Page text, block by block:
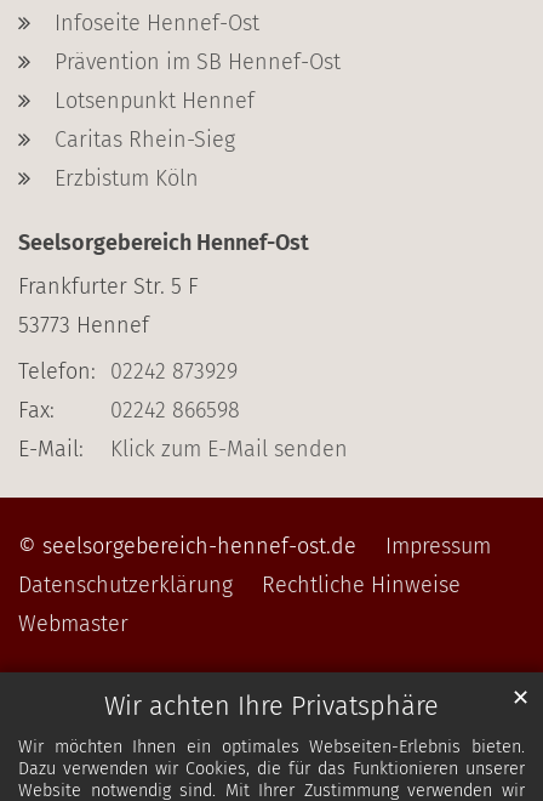
Wir achten Ihre Privatsphäre
Wir möchten Ihnen ein optimales Webseiten-Erlebnis bieten.
Dazu verwenden wir Cookies, die für das Funktionieren unserer
Website notwendig sind. Mit Ihrer Zustimmung verwenden wir
✕
Infoseite Hennef-Ost
Prävention im SB Hennef-Ost
Lotsenpunkt Hennef
Caritas Rhein-Sieg
Erzbistum Köln
Seelsorgebereich Hennef-Ost
Frankfurter Str. 5 F
53773 Hennef
Telefon:
02242 873929
Fax:
02242 866598
E-Mail:
Klick zum E-Mail senden
© seelsorgebereich-hennef-ost.de
Impressum
Datenschutzerklärung
Rechtliche Hinweise
Webmaster